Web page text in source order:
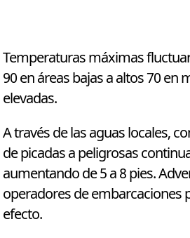
Temperaturas máximas
90 en áreas bajas a altos 70 en
elevadas.
A través de las aguas locales,
de picadas a peligrosas
aumentando de 5 a 8 pies.
operadores de embarcaciones
efecto.